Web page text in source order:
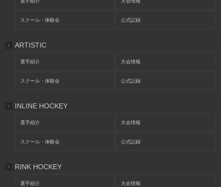
スクール・体験会 公式記録
ARTISTIC
選手紹介 大会情報
スクール・体験会 公式記録
INLINE HOCKEY
選手紹介 大会情報
スクール・体験会 公式記録
RINK HOCKEY
選手紹介 大会情報